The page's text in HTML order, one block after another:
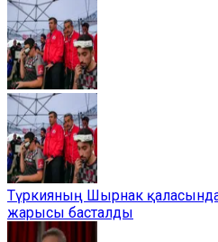
Түркияның Шырнак қаласында
жарысы басталды